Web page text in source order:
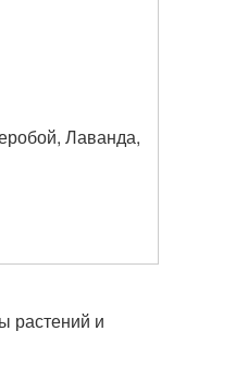
Лаванда,
растений и